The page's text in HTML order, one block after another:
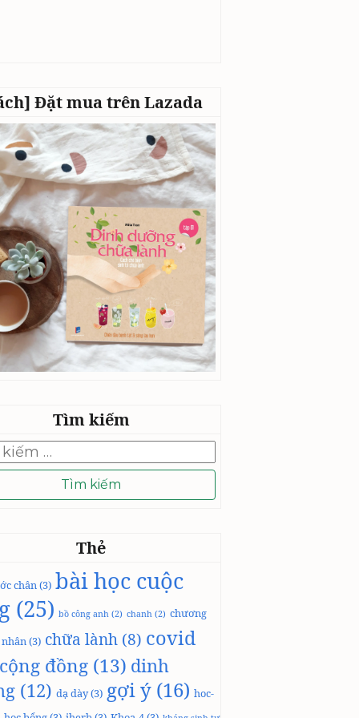
Đặt mua trên Lazada
Tìm kiếm
Thẻ
chân(3) bài học cuộc
(25) bồ công anh (2) chanh (2) chương
(3) chữa lành (8) covid
cộng đồng (13) dinh
(12) dạ dày(3) gợi ý (16) hoc-